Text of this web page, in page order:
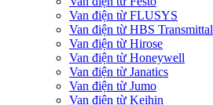
Van điện từ FLUSYS
Van điện từ HBS Transmittal
Van điện từ Hirose
Van điện từ Honeywell
Van điện từ Janatics
Van điện từ Jumo
Van điện từ Keihin